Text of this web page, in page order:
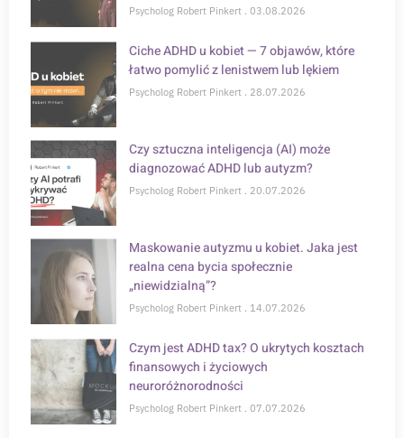
Psycholog Robert Pinkert 03.08.2026
Ciche ADHD u kobiet — 7 objawów, które
łatwo pomylić z lenistwem lub lękiem
Psycholog Robert Pinkert 28.07.2026
Czy sztuczna inteligencja (AI) może
diagnozować ADHD lub autyzm?
Psycholog Robert Pinkert 20.07.2026
Maskowanie autyzmu u kobiet. Jaka jest
realna cena bycia społecznie
„niewidzialną”?
Psycholog Robert Pinkert 14.07.2026
Czym jest ADHD tax? O ukrytych kosztach
finansowych i życiowych
neuroróżnorodności
Psycholog Robert Pinkert 07.07.2026